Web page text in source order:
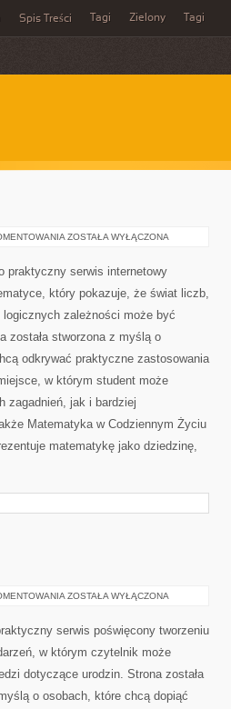
Spis Treści Tagi Zielony Tagi
HISTORIA
ZOSTAŁA WYŁĄCZONA
praktyczny serwis internetowy
który pokazuje, że świat liczb,
logicznych zależności może być
została stworzona z myślą o
odkrywać praktyczne zastosowania
w którym student może
zagadnień, jak i bardziej
Matematyka w Codziennym Życiu
matematykę jako dziedzinę,
SALE
ZOSTAŁA WYŁĄCZONA
serwis poświęcony tworzeniu
w którym czytelnik może
dotyczące urodzin. Strona została
o osobach, które chcą dopiąć